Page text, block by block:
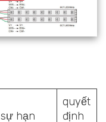
sự hạn
quyết
định